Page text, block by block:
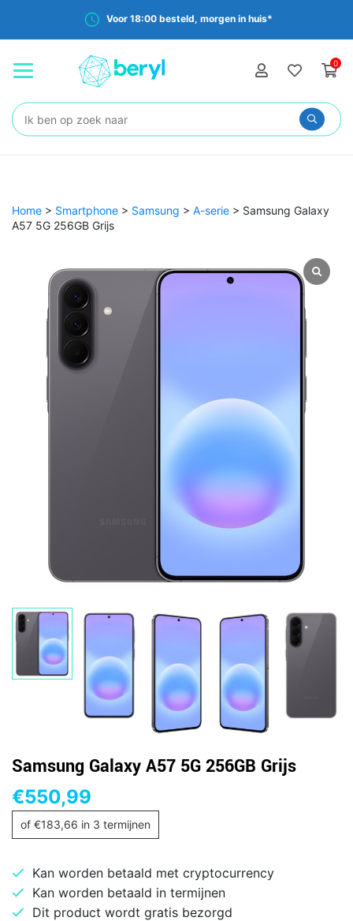
Voor 18:00 besteld, morgen in huis*
0
Zoeken:
Home > Smartphone > Samsung > A-serie > Samsung Galaxy
A57 5G 256GB Grijs
Samsung Galaxy A57 5G 256GB Grijs
€550,99
of €183,66 in 3 termijnen
Kan worden betaald met cryptocurrency
Kan worden betaald in termijnen
Dit product wordt gratis bezorgd